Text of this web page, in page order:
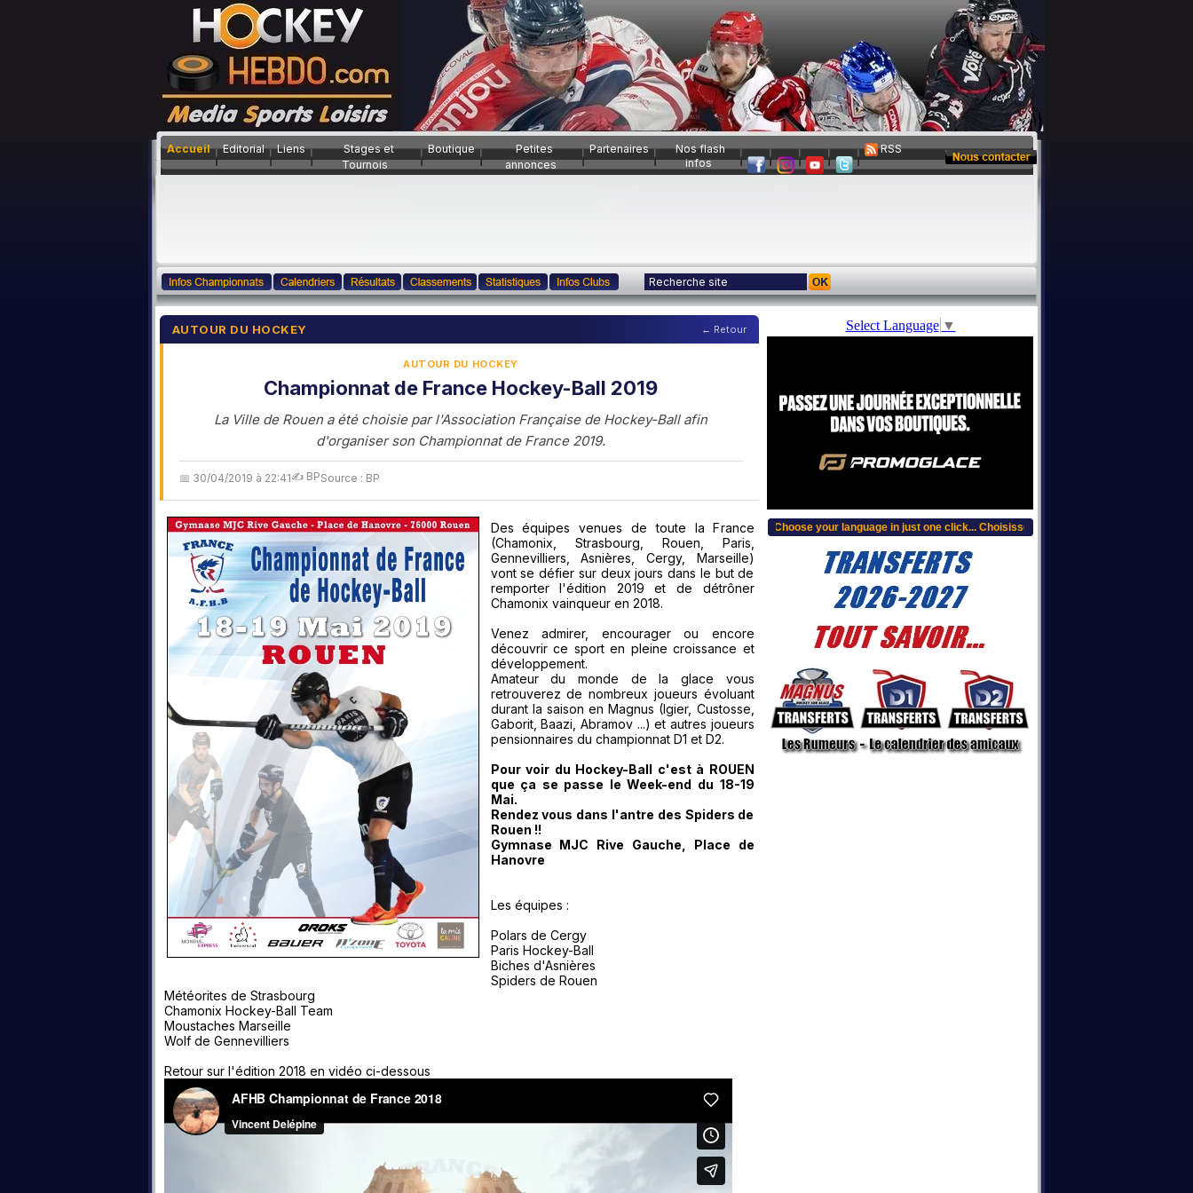
Accueil Editorial Liens
Stages et
Tournois
Boutique
Petites
annonces
Partenaires
Nos flash
infos
RSS
AUTOUR DU HOCKEY ← Retour
AUTOUR DU HOCKEY
Championnat de France Hockey-Ball 2019
La Ville de Rouen a été choisie par l'Association Française de Hockey-Ball afin
d'organiser son Championnat de France 2019.
📅 30/04/2019 à 22:41✍️ BPSource : BP
Des équipes venues de toute la France
(Chamonix, Strasbourg, Rouen, Paris,
Gennevilliers, Asnières, Cergy, Marseille)
vont se défier sur deux jours dans le but de
remporter l'édition 2019 et de détrôner
Chamonix vainqueur en 2018.
Venez admirer, encourager ou encore
découvrir ce sport en pleine croissance et
développement.
Amateur du monde de la glace vous
retrouverez de nombreux joueurs évoluant
durant la saison en Magnus (Igier, Custosse,
Gaborit, Baazi, Abramov ...) et autres joueurs
pensionnaires du championnat D1 et D2.
Pour voir du Hockey-Ball c'est à ROUEN
que ça se passe le Week-end du 18-19
Mai.
Rendez vous dans l'antre des Spiders de
Rouen !!
Gymnase MJC Rive Gauche, Place de
Hanovre
Les équipes :
Polars de Cergy
Paris Hockey-Ball
Biches d'Asnières
Spiders de Rouen
Météorites de Strasbourg
Chamonix Hockey-Ball Team
Moustaches Marseille
Wolf de Gennevilliers
Retour sur l'édition 2018 en vidéo ci-dessous
Select Language ▼
...Bitte w�hlen Sie Ihre Sprache... Choose your language in just one click... Choisissez votre langue, clic plus haut...